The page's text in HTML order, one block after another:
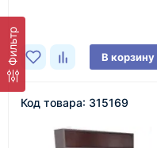
Фильтр В корзину
Код товара: 315169